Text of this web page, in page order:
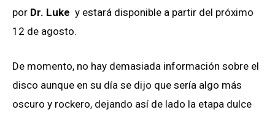
por Dr. Luke y estará disponible a partir del próximo
12 de agosto.
De momento, no hay demasiada información sobre el
disco aunque en su día se dijo que sería algo más
oscuro y rockero, dejando así de lado la etapa dulce